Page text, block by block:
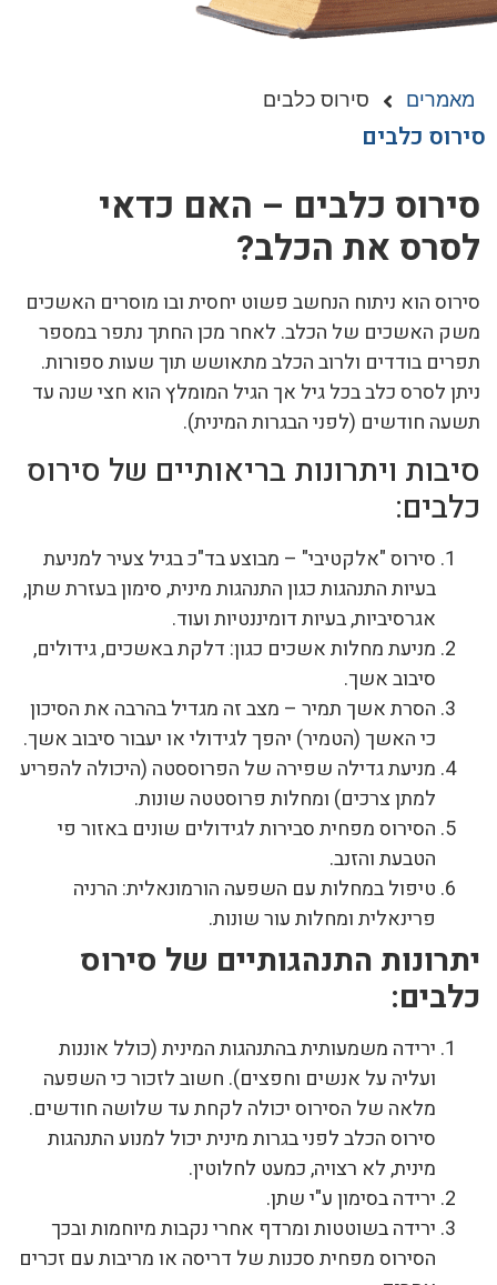
מאמרים סירוס כלבים
סירוס כלבים
סירוס כלבים – האם כדאי
לסרס את הכלב?
סירוס הוא ניתוח הנחשב פשוט יחסית ובו מוסרים האשכים
משק האשכים של הכלב. לאחר מכן החתך נתפר במספר
תפרים בודדים ולרוב הכלב מתאושש תוך שעות ספורות.
ניתן לסרס כלב בכל גיל אך הגיל המומלץ הוא חצי שנה עד
תשעה חודשים (לפני הבגרות המינית).
סיבות ויתרונות בריאותיים של סירוס
כלבים:
סירוס "אלקטיבי" – מבוצע בד"כ בגיל צעיר למניעת
בעיות התנהגות כגון התנהגות מינית, סימון בעזרת שתן,
אגרסיביות, בעיות דומיננטיות ועוד.
מניעת מחלות אשכים כגון: דלקת באשכים, גידולים,
סיבוב אשך.
הסרת אשך תמיר – מצב זה מגדיל בהרבה את הסיכון
כי האשך (הטמיר) יהפך לגידולי או יעבור סיבוב אשך.
מניעת גדילה שפירה של הפרוססטה (היכולה להפריע
למתן צרכים) ומחלות פרוסטטה שונות.
הסירוס מפחית סבירות לגידולים שונים באזור פי
הטבעת והזנב.
טיפול במחלות עם השפעה הורמונאלית: הרניה
פרינאלית ומחלות עור שונות.
יתרונות התנהגותיים של סירוס
כלבים:
ירידה משמעותית בהתנהגות המינית (כולל אוננות
ועליה על אנשים וחפצים). חשוב לזכור כי השפעה
מלאה של הסירוס יכולה לקחת עד שלושה חודשים.
סירוס הכלב לפני בגרות מינית יכול למנוע התנהגות
מינית, לא רצויה, כמעט לחלוטין.
ירידה בסימון ע"י שתן.
ירידה בשוטטות ומרדף אחרי נקבות מיוחמות ובכך
הסירוס מפחית סכנות של דריסה או מריבות עם זכרים